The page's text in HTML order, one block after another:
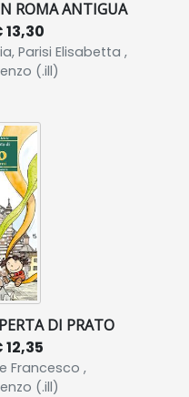
ROMA ANTIGUA
13,30
Parisi Elisabetta ,
(.ill)
DI PRATO
12,35
Francesco ,
(.ill)